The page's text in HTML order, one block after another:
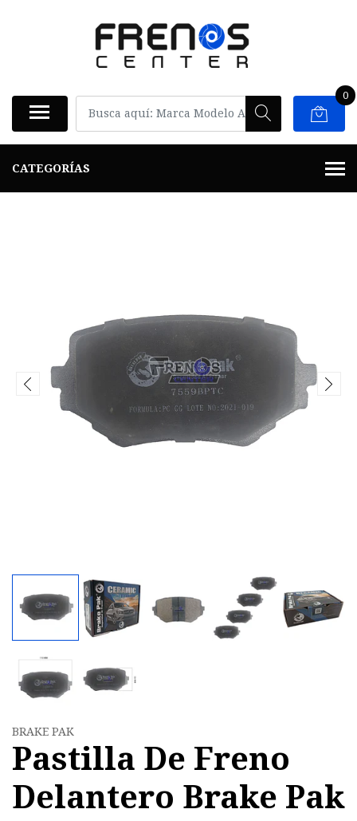
0
CATEGORÍAS
BRAKE PAK
Pastilla De Freno
Delantero Brake Pak